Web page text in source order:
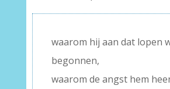
waarom hij aan dat lopen
begonnen,
waarom de angst hem